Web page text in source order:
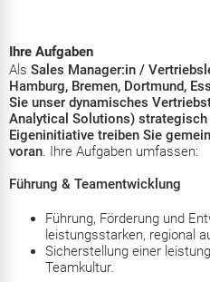
Ihre Aufgaben
Als Sales Manager:in /
Hamburg, Bremen, Dortmund,
Sie unser dynamisches
Analytical Solutions) strategisch
Eigeninitiative treiben Sie
voran. Ihre Aufgaben umfassen:
Führung & Teamentwicklung
Führung, Förderung und
leistungsstarken, regional
Sicherstellung einer
Teamkultur.